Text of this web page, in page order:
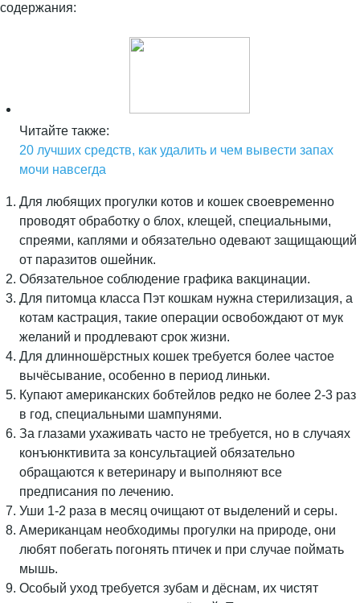
содержания:
Читайте также:
20 лучших средств, как удалить и чем вывести запах
мочи навсегда
Для любящих прогулки котов и кошек своевременно
проводят обработку о блох, клещей, специальными,
спреями, каплями и обязательно одевают защищающий
от паразитов ошейник.
Обязательное соблюдение графика вакцинации.
Для питомца класса Пэт кошкам нужна стерилизация, а
котам кастрация, такие операции освобождают от мук
желаний и продлевают срок жизни.
Для длинношёрстных кошек требуется более частое
вычёсывание, особенно в период линьки.
Купают американских бобтейлов редко не более 2-3 раз
в год, специальными шампунями.
За глазами ухаживать часто не требуется, но в случаях
конъюнктивита за консультацией обязательно
обращаются к ветеринару и выполняют все
предписания по лечению.
Уши 1-2 раза в месяц очищают от выделений и серы.
Американцам необходимы прогулки на природе, они
любят побегать погонять птичек и при случае поймать
мышь.
Особый уход требуется зубам и дёснам, их чистят